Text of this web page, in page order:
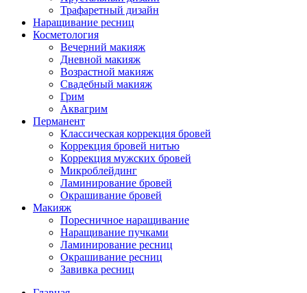
Трафаретный дизайн
Наращивание ресниц
Косметология
Вечерний макияж
Дневной макияж
Возрастной макияж
Свадебный макияж
Грим
Аквагрим
Перманент
Классическая коррекция бровей
Коррекция бровей нитью
Коррекция мужских бровей
Микроблейдинг
Ламинирование бровей
Окрашивание бровей
Макияж
Поресничное наращивание
Наращивание пучками
Ламинирование ресниц
Окрашивание ресниц
Завивка ресниц